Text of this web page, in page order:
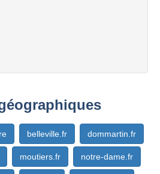
belleville.fr dommartin.fr
moutiers.fr notre-dame.fr